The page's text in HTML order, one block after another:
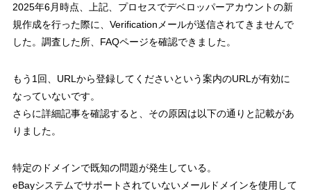
2025年6月時点、上記、プロセスでデベロッパーアカウントの新
規作成を行った際に、Verificationメールが送信されてきませんで
した。調査した所、FAQページを確認できました。
もう1回、URLから登録してくださいという案内のURLが有効に
なっていないです。
さらに詳細記事を確認すると、その原因は以下の通りと記載があ
りました。
特定のドメインで既知の問題が発生している。
eBayシステムでサポートされていないメールドメインを使用して